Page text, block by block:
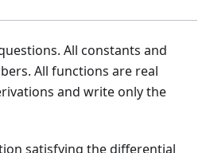
All constants and
All functions are real
and write only the
satisfying the differential